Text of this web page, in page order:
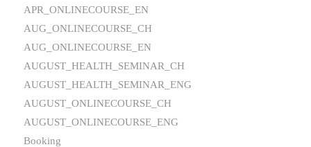
APR_ONLINECOURSE_EN
AUG_ONLINECOURSE_CH
AUG_ONLINECOURSE_EN
AUGUST_HEALTH_SEMINAR_CH
AUGUST_HEALTH_SEMINAR_ENG
AUGUST_ONLINECOURSE_CH
AUGUST_ONLINECOURSE_ENG
Booking